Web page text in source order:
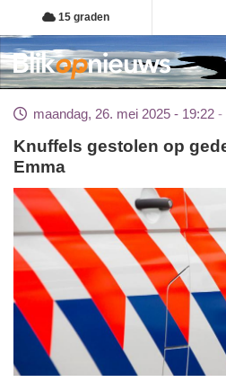
Overslaan
en
naar
de
gaan
15 graden
maandag, 26. mei 2025 - 19:22
Knuffels gestolen op gedenkplek Jeffrey en
Emma